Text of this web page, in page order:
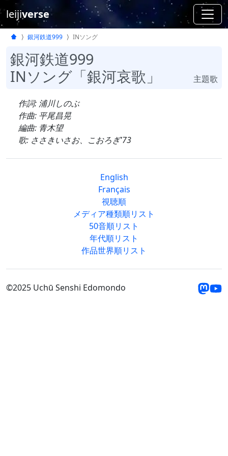
leijiverse
銀河鉄道999 INソング
銀河鉄道999
INソング「銀河哀歌」
主題歌
作詞: 浦川しのぶ
作曲: 平尾昌晃
編曲: 青木望
歌: ささきいさお、こおろぎ'73
English
Français
視聴順
メディア種類順リスト
50音順リスト
年代順リスト
作品世界順リスト
©2025 Uchū Senshi Edomondo